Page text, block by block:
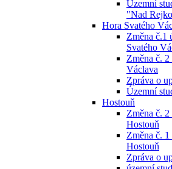
Územní
"Nad
Hora Svatého
Změna č.1
Svatého
Změna č.
Václava
Zpráva o
Územní
Hostouň
Změna č.
Hostouň
Změna č.
Hostouň
Zpráva o